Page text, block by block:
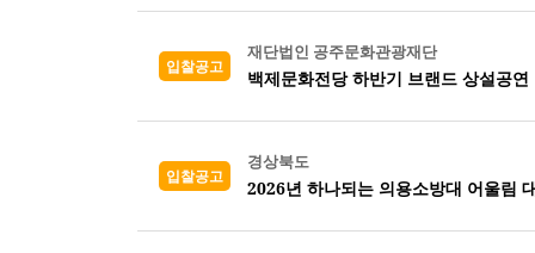
입찰공고
재단법인 공주문화관광재단
백제문화전당 하반기 브랜드 상설공
입찰공고
경상북도
2026년 하나되는 의용소방대 어울림